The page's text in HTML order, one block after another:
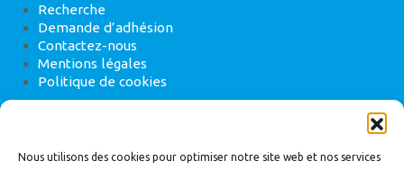
Nous utilisons des cookies pour optimiser notre site web et nos services
Recherche
Demande d’adhésion
Contactez-nous
Mentions légales
Politique de cookies
22 rue de Madrid, 75008 Paris